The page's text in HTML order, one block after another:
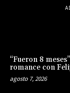
“Fueron 8
romance con
agosto 7, 2026